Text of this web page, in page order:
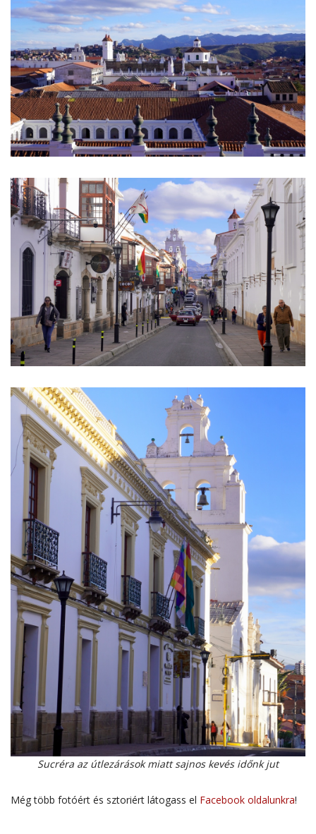
Sucréra az útlezárások miatt sajnos kevés időnk jut
Még több fotóért és sztoriért látogass el Facebook oldalunkra!